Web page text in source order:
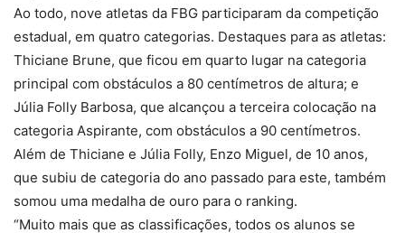
Ao todo, nove atletas da FBG participaram da competição
estadual, em quatro categorias. Destaques para as atletas:
Thiciane Brune, que ficou em quarto lugar na categoria
principal com obstáculos a 80 centímetros de altura; e
Júlia Folly Barbosa, que alcançou a terceira colocação na
categoria Aspirante, com obstáculos a 90 centímetros.
Além de Thiciane e Júlia Folly, Enzo Miguel, de 10 anos,
que subiu de categoria do ano passado para este, também
somou uma medalha de ouro para o ranking.
“Muito mais que as classificações, todos os alunos se